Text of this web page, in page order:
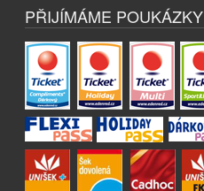
PŘIJÍMÁME POUKÁZKY